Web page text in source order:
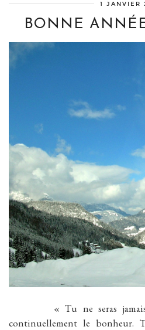
1 JANVIER
BONNE
« Tu ne seras jamais
continuellement le bonheur.